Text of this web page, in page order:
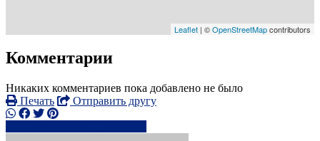
Leaflet | ©OpenStreetMapcontributors
Комментарии
Никаких комментариев пока добавлено не было
Печать
Отправить другу